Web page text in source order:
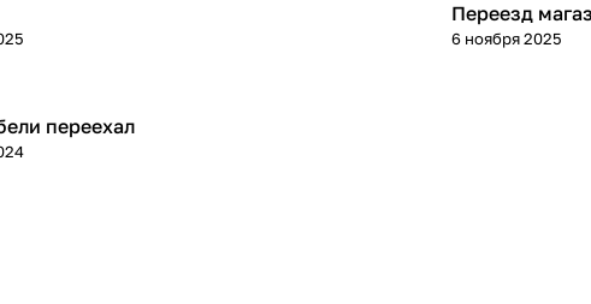
Переезд
6 ноября 2025
переехал